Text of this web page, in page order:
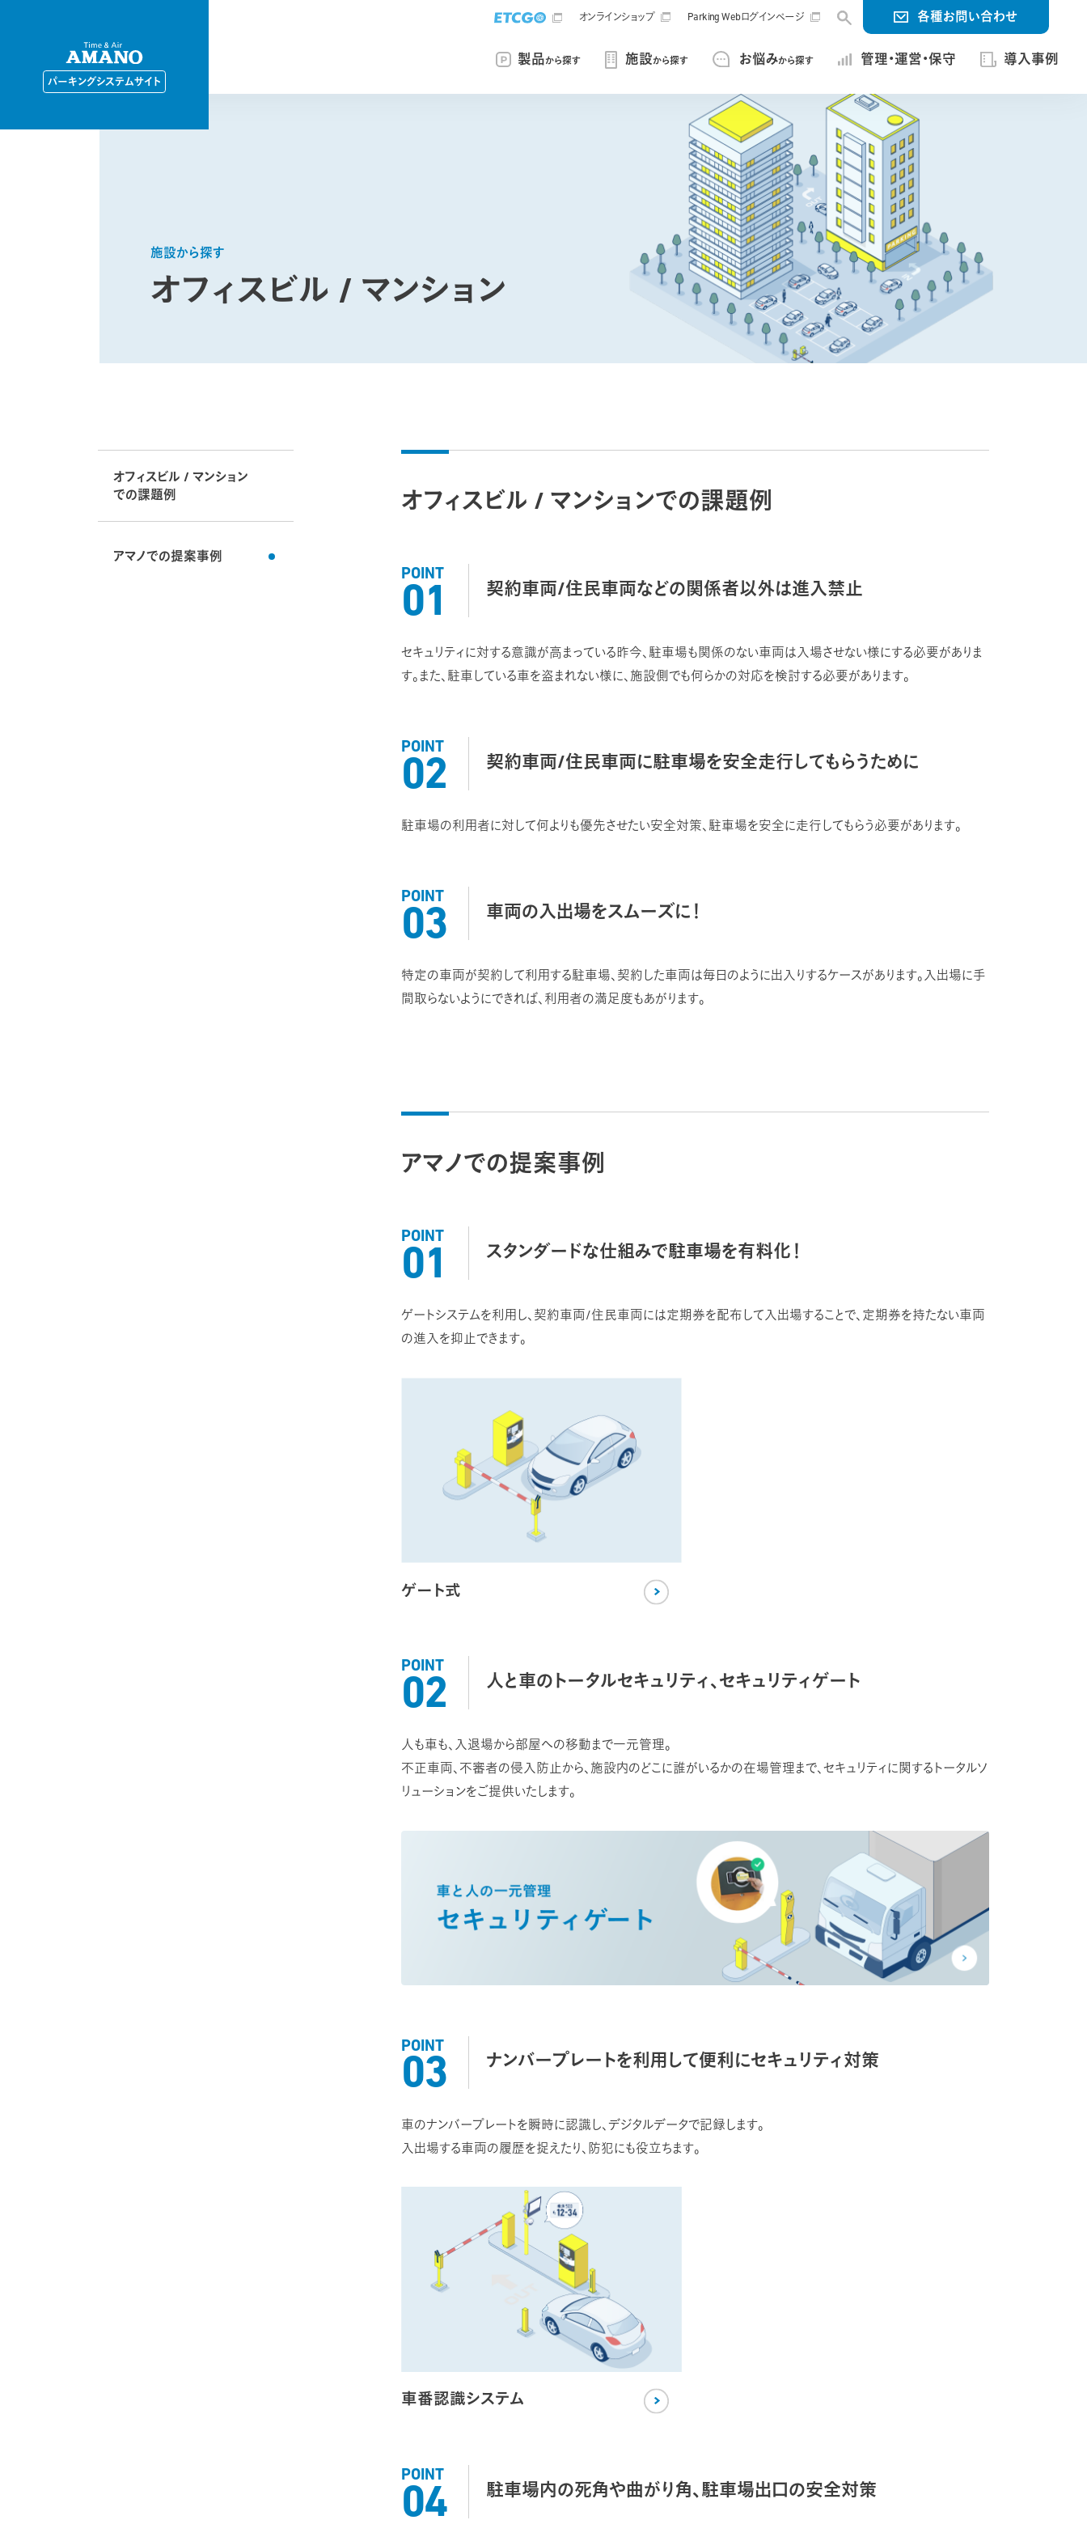
パーキングシステムサイト
製品から探す 施設から探す お悩みから探す 管理・運営・保守 導入事例
オンラインショップ Parking Webログインページ 各種お問い合わせ
施設から探す
オフィスビル / マンション
オフィスビル / マンション
での課題例
アマノでの提案事例
オフィスビル / マンションでの課題例
POINT
01 契約車両/住民車両などの関係者以外は進入禁止
セキュリティに対する意識が高まっている昨今、駐車場も関係のない車両は入場させない様にする必要がありま
す。また、駐車している車を盗まれない様に、施設側でも何らかの対応を検討する必要があります。
POINT
02 契約車両/住民車両に駐車場を安全走行してもらうために
駐車場の利用者に対して何よりも優先させたい安全対策、駐車場を安全に走行してもらう必要があります。
POINT
03 車両の入出場をスムーズに！
特定の車両が契約して利用する駐車場、契約した車両は毎日のように出入りするケースがあります。入出場に手
間取らないようにできれば、利用者の満足度もあがります。
アマノでの提案事例
POINT
01 スタンダードな仕組みで駐車場を有料化！
ゲートシステムを利用し、契約車両/住民車両には定期券を配布して入出場することで、定期券を持たない車両
の進入を抑止できます。
ゲート式
POINT
02 人と車のトータルセキュリティ、セキュリティゲート
人も車も、入退場から部屋への移動まで一元管理。
不正車両、不審者の侵入防止から、施設内のどこに誰がいるかの在場管理まで、セキュリティに関するトータルソ
リューションをご提供いたします。
POINT
03 ナンバープレートを利用して便利にセキュリティ対策
車のナンバープレートを瞬時に認識し、デジタルデータで記録します。
入出場する車両の履歴を捉えたり、防犯にも役立ちます。
車番認識システム
POINT
04 駐車場内の死角や曲がり角、駐車場出口の安全対策